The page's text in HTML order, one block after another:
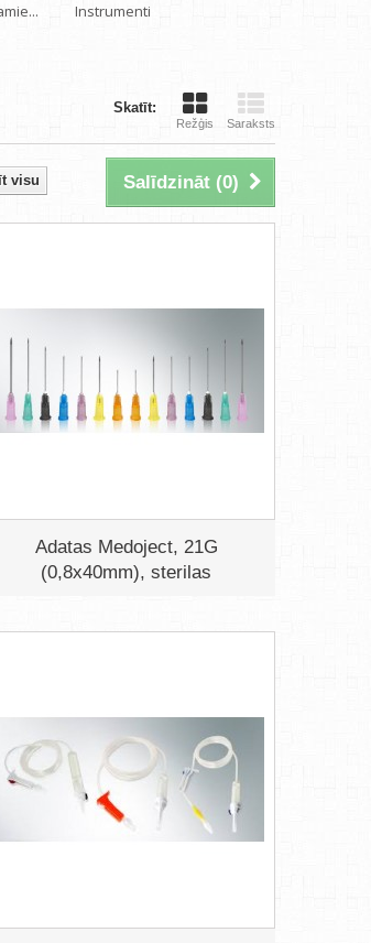
Instrumenti
Skatīt:
Režģis Saraksts
Salīdzināt (0)
visu
Adatas Medoject, 21G
(0,8x40mm), sterilas